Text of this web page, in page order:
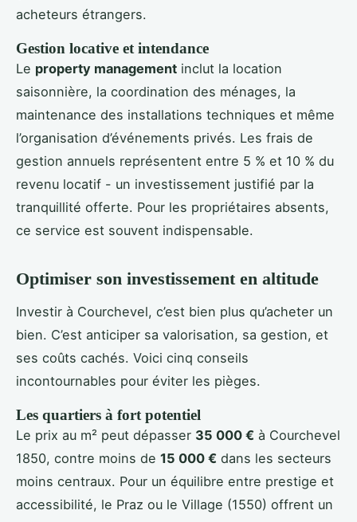
acheteurs étrangers.
Gestion locative et intendance
Le property management inclut la location
saisonnière, la coordination des ménages, la
maintenance des installations techniques et même
l’organisation d’événements privés. Les frais de
gestion annuels représentent entre 5 % et 10 % du
revenu locatif - un investissement justifié par la
tranquillité offerte. Pour les propriétaires absents,
ce service est souvent indispensable.
Optimiser son investissement en altitude
Investir à Courchevel, c’est bien plus qu’acheter un
bien. C’est anticiper sa valorisation, sa gestion, et
ses coûts cachés. Voici cinq conseils
incontournables pour éviter les pièges.
Les quartiers à fort potentiel
Le prix au m² peut dépasser 35 000 € à Courchevel
1850, contre moins de 15 000 € dans les secteurs
moins centraux. Pour un équilibre entre prestige et
accessibilité, le Praz ou le Village (1550) offrent un